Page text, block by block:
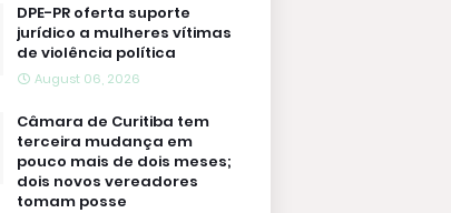
DPE-PR oferta suporte
jurídico a mulheres vítimas
de violência política
August 06, 2026
Câmara de Curitiba tem
terceira mudança em
pouco mais de dois meses;
dois novos vereadores
tomam posse